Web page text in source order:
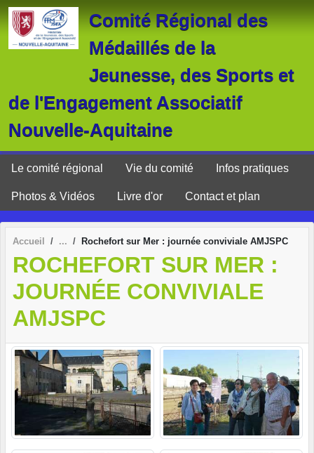
Comité Régional des
Médaillés de la
Jeunesse, des Sports et
de l'Engagement Associatif
Nouvelle-Aquitaine
Le comité régional Vie du comité Infos pratiques
Photos & Vidéos Livre d'or Contact et plan
Accueil Rochefort sur Mer : journée conviviale AMJSPC
ROCHEFORT SUR MER :
JOURNÉE CONVIVIALE
AMJSPC
Panneau de gestion des cookies